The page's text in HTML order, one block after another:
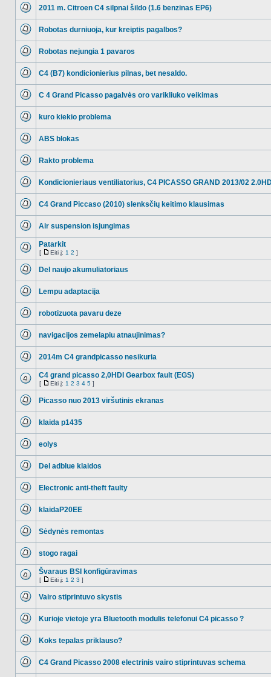
2011 m. Citroen C4 silpnai šildo (1.6 benzinas EP6)
Robotas durniuoja, kur kreiptis pagalbos?
Robotas nejungia 1 pavaros
C4 (B7) kondicionierius pilnas, bet nesaldo.
C 4 Grand Picasso pagalvės oro varikliuko veikimas
kuro kiekio problema
ABS blokas
Rakto problema
Kondicionieriaus ventiliatorius, C4 PICASSO GRAND 2013/02
C4 Grand Piccaso (2010) slenksčių keitimo klausimas
Air suspension isjungimas
NO_UNREAD_POSTS
Patarkit
[
Eiti
Eiti į: 1 2 ]
Del naujo akumuliatoriaus
Lempu adaptacija
robotizuota pavaru deze
navigacijos zemelapiu atnaujinimas?
2014m C4 grandpicasso nesikuria
NO_UNREAD_POSTS
C4 grand picasso 2,0HDI Gearbox fault (EGS)
[
Eiti
Eiti į: 1 2 3 4 5 ]
Picasso nuo 2013 viršutinis ekranas
klaida p1435
eolys
Del adblue klaidos
Electronic anti-theft faulty
klaidaP20EE
Sėdynės remontas
stogo ragai
NO_UNREAD_POSTS
Švaraus BSI konfigūravimas
[
Eiti
Eiti į: 1 2 3 ]
Vairo stiprintuvo skystis
Kurioje vietoje yra Bluetooth modulis telefonui C4 picasso ?
Koks tepalas priklauso?
C4 Grand Picasso 2008 electrinis vairo stiprintuvas schema